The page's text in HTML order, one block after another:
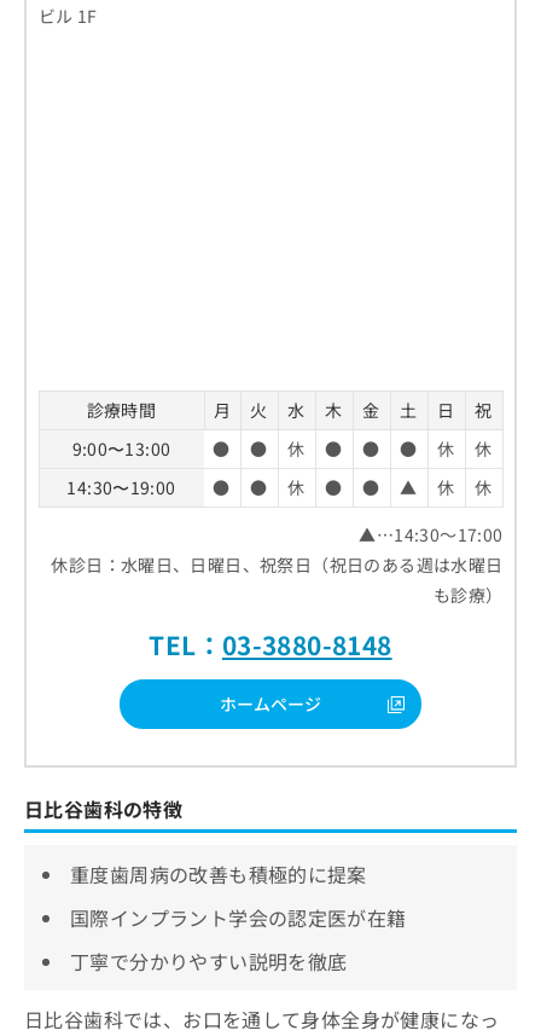
ビル 1F
診療時間 月 火 水 木 金 土 日
祝
9:00〜13:00
● ● 休 ● ● ● 休
休
14:30〜19:00
● ● 休 ● ● ▲ 休
休
▲…14:30～17:00
休診日：水曜日、日曜日、祝祭日（祝日のある週は水曜日
も診療）
TEL： 03-3880-8148
ホームページ
日比谷歯科の特徴
重度歯周病の改善も積極的に提案
国際インプラント学会の認定医が在籍
丁寧で分かりやすい説明を徹底
日比谷歯科では、お口を通して身体全身が健康になっ